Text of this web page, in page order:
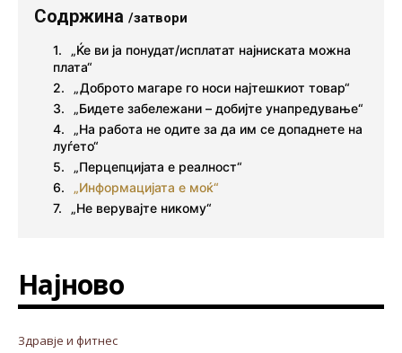
Содржина /затвори
„Ќе ви ја понудат/исплатат најниската можна
плата“
„Доброто магаре го носи најтешкиот товар“
„Бидете забележани – добијте унапредување“
„На работа не одите за да им се допаднете на
луѓето“
„Перцепцијата е реалност“
„Информацијата е моќ“
„Не верувајте никому“
Најново
Здравје и фитнес